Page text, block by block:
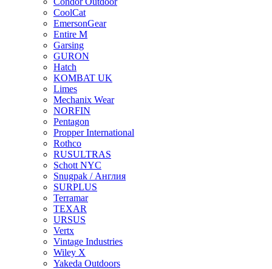
CoolCat
EmersonGear
Entire M
Garsing
GURON
Hatch
KOMBAT UK
Limes
Mechanix Wear
NORFIN
Pentagon
Propper International
Rothco
RUSULTRAS
Schott NYC
Snugpak / Англия
SURPLUS
Terramar
TEXAR
URSUS
Vertx
Vintage Industries
Wiley X
Yakeda Outdoors